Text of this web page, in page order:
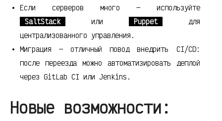
Если серверов много — используйте
SaltStack
или Puppet
для
централизованного управления.
Миграция — отличный повод внедрить CI/CD:
после переезда можно автоматизировать деплой
через GitLab CI или Jenkins.
Новые возможности: